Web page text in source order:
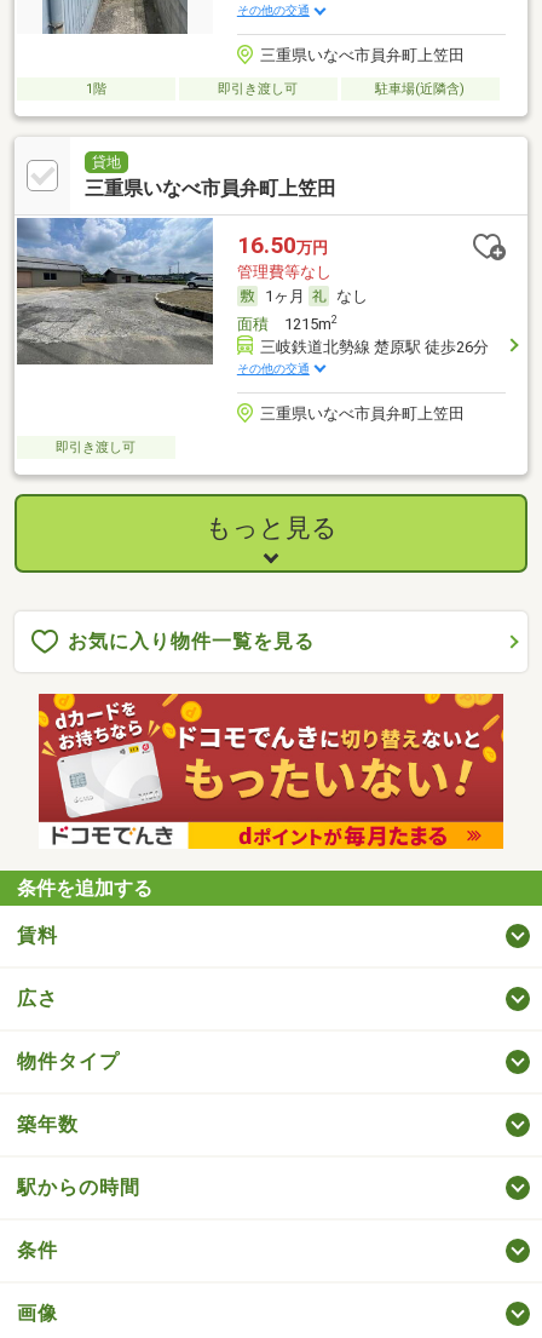
その他の交通
三重県いなべ市員弁町上笠田
1階 即引き渡し可 駐車場(近隣含)
貸地
三重県いなべ市員弁町上笠田
16.50万円
管理費等なし
1ヶ月
なし
面積1215m2
三岐鉄道北勢線 楚原駅 徒歩26分
その他の交通
三重県いなべ市員弁町上笠田
即引き渡し可
もっと見る
お気に入り物件一覧を見る
条件を追加する
賃料
広さ
物件タイプ
築年数
駅からの時間
条件
画像